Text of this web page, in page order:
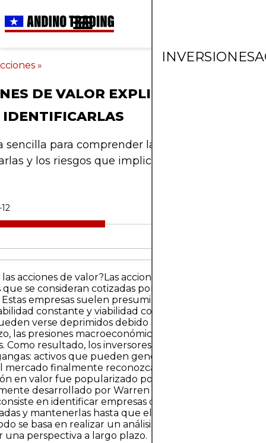
INVERSIONES
»
DE VALOR EXPLICADAS: QUÉ
IDENTIFICARLAS
sencilla para comprender las acciones de valor,
y los riesgos que implican.
acciones de valor?Las acciones de valor son
que se consideran cotizadas por debajo de su valor
empresas suelen presumir de sólidos
constante y viabilidad comercial a largo plazo,
verse deprimidos debido a las reacciones del
las presiones macroeconómicas o la confianza de los
Como resultado, los inversores ven las acciones de
activos que pueden generar rentabilidades
mercado finalmente reconozca su verdadero valor.El
en valor fue popularizado por Benjamin Graham y
desarrollado por Warren Buffett. En esencia, la
en identificar empresas cuyas acciones están
y mantenerlas hasta que el mercado corrija la
se basa en realizar un análisis fundamental
una perspectiva a largo plazo.